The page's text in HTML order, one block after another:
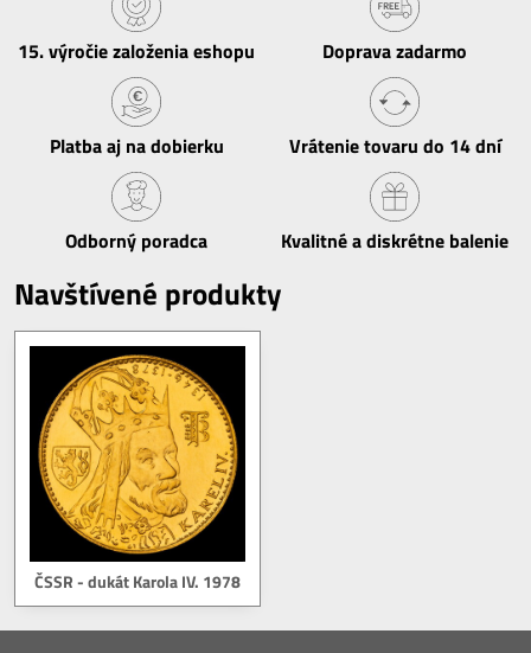
15​. výročie založenia eshopu Doprava zadarmo
Platba aj na dobierku Vrátenie tovaru do 14 dní
Odborný poradca Kvalitné a diskrétne balenie
Navštívené produkty
ČSSR - dukát Karola IV. 1978